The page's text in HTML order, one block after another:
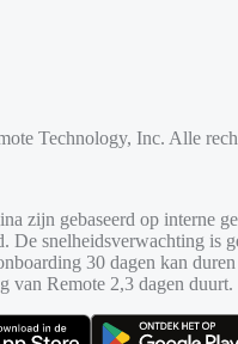
Technology, Inc. Alle
zijn gebaseerd op interne
De snelheidsverwachting is
30 dagen kan
van Remote 2,3 dagen duurt.